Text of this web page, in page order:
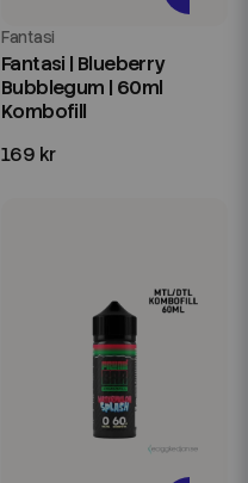
Fantasi
Fantasi | Blueberry
Bubblegum | 60ml
Kombofill
169 kr